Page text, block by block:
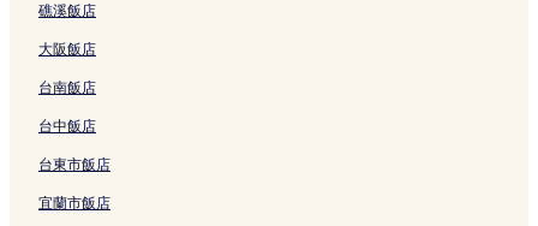
連
結
k
e
的
連
u
N
a
n
o
的
連
結
礁溪飯店
大阪飯店
台南飯店
台中飯店
台東市飯店
宜蘭市飯店